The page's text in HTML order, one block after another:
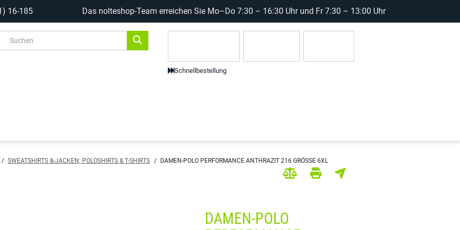
16-185 Das nolteshop-Team erreichen Sie Mo–Do 7:30 – 16:30 Uhr und Fr 7:30 – 13:00 Uhr
Schnellbestellung
/ SWEATSHIRTS &-JACKEN; POLOSHIRTS & T-SHIRTS / DAMEN-POLO PERFORMANCE ANTHRAZIT 216 GRÖSSE 6XL
DAMEN-POLO